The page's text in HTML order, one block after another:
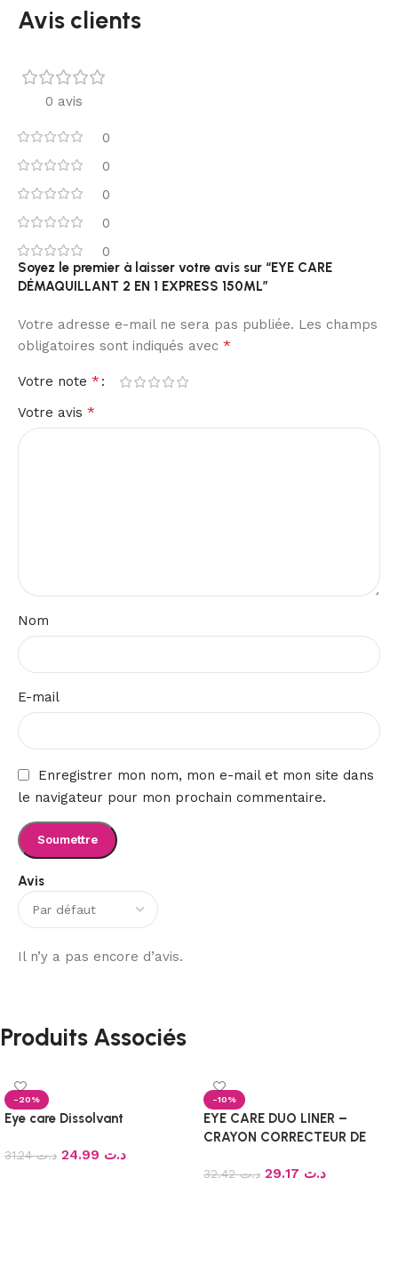
Avis clients
0 avis
0
0
0
0
0
Avis
Il n’y a pas encore d’avis.
Soyez le premier à laisser votre avis sur “EYE CARE
DÉMAQUILLANT 2 EN 1 EXPRESS 150ML”
Votre adresse e-mail ne sera pas publiée. Les champs
obligatoires sont indiqués avec *
Votre note *
Votre avis *
Nom
E-mail
Enregistrer mon nom, mon e-mail et mon site dans
le navigateur pour mon prochain commentaire.
Produits Associés
-20%
Eye care Dissolvant
د.ت31.24 د.ت
-10%
EYE CARE DUO LINER –
CRAYON CORRECTEUR DE
د.ت32.42 د.ت